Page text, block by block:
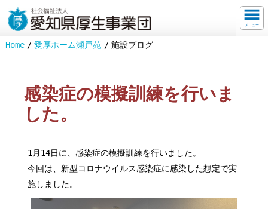
メニュー
Home 愛厚ホーム瀬戸苑 施設ブログ
感染症の模擬訓練を行いま
した。
1月14日に、感染症の模擬訓練を行いました。
今回は、新型コロナウイルス感染症に感染した想定で実
施しました。